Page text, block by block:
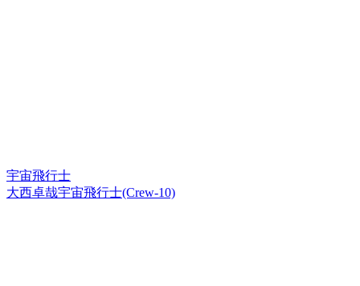
宇宙飛行士
大西卓哉宇宙飛行士(Crew-10)